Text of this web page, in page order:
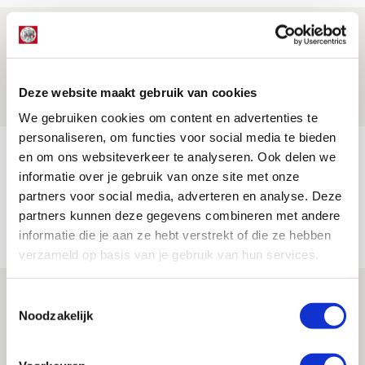
Deze website maakt gebruik van cookies
We gebruiken cookies om content en advertenties te
personaliseren, om functies voor social media te bieden
en om ons websiteverkeer te analyseren. Ook delen we
informatie over je gebruik van onze site met onze
partners voor social media, adverteren en analyse. Deze
partners kunnen deze gegevens combineren met andere
informatie die je aan ze hebt verstrekt of die ze hebben
verzameld op basis van je gebruik van hun services.
Noodzakelijk
Brandt: ‘Ajax en Cruijff bleven door
mijn hoofd spoken’
Míchel geeft blessure-update en
spreekt over Godts, Baas en
aanwinsten
07 AUGUSTUS 2026 - 14:13
Europees treffen met Shelbourne
FOTOVERSLAG